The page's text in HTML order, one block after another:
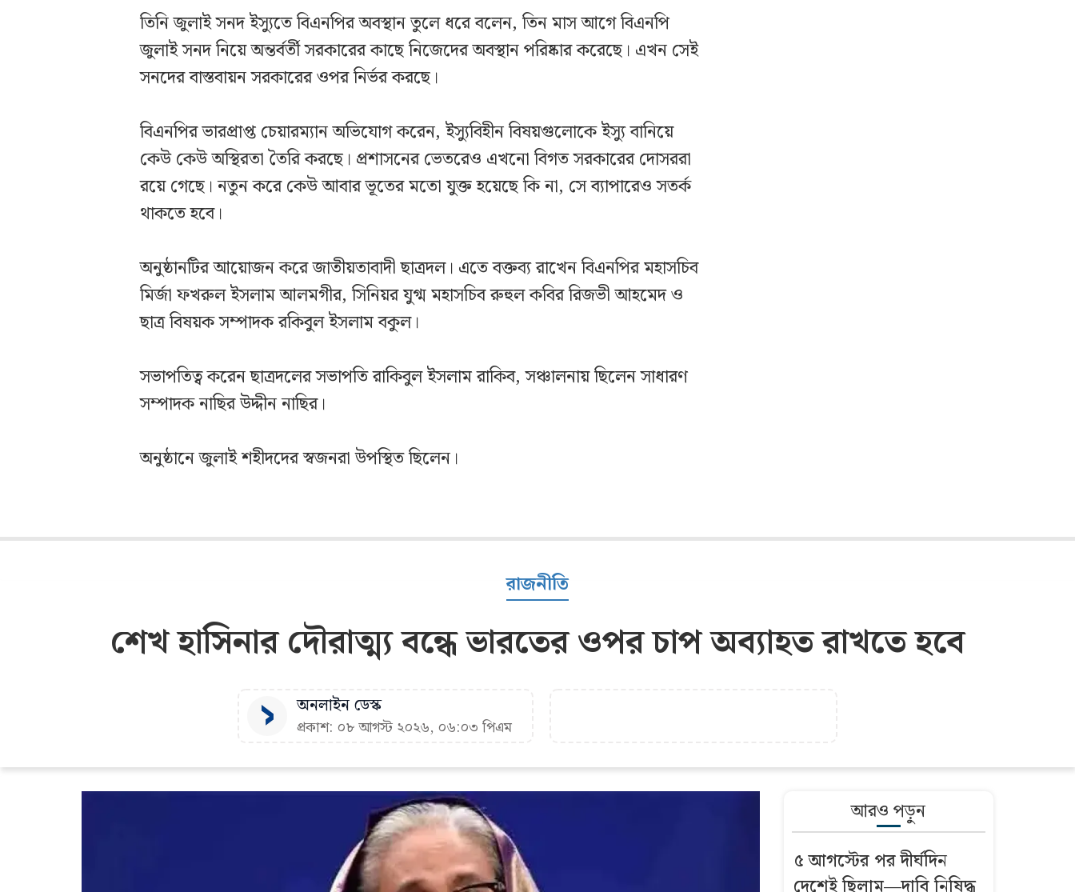
তিনি জুলাই সনদ ইস্যুতে বিএনপির অবস্থান তুলে ধরে বলেন, তিন মাস আগে বিএনপি
জুলাই সনদ নিয়ে অন্তর্বর্তী সরকারের কাছে নিজেদের অবস্থান পরিষ্কার করেছে। এখন সেই
সনদের বাস্তবায়ন সরকারের ওপর নির্ভর করছে।
বিএনপির ভারপ্রাপ্ত চেয়ারম্যান অভিযোগ করেন, ইস্যুবিহীন বিষয়গুলোকে ইস্যু বানিয়ে
কেউ কেউ অস্থিরতা তৈরি করছে। প্রশাসনের ভেতরেও এখনো বিগত সরকারের দোসররা
রয়ে গেছে। নতুন করে কেউ আবার ভূতের মতো যুক্ত হয়েছে কি না, সে ব্যাপারেও সতর্ক
থাকতে হবে।
অনুষ্ঠানটির আয়োজন করে জাতীয়তাবাদী ছাত্রদল। এতে বক্তব্য রাখেন বিএনপির মহাসচিব
মির্জা ফখরুল ইসলাম আলমগীর, সিনিয়র যুগ্ম মহাসচিব রুহুল কবির রিজভী আহমেদ ও
ছাত্র বিষয়ক সম্পাদক রকিবুল ইসলাম বকুল।
সভাপতিত্ব করেন ছাত্রদলের সভাপতি রাকিবুল ইসলাম রাকিব, সঞ্চালনায় ছিলেন সাধারণ
সম্পাদক নাছির উদ্দীন নাছির।
অনুষ্ঠানে জুলাই শহীদদের স্বজনরা উপস্থিত ছিলেন।
রাজনীতি
শেখ হাসিনার দৌরাত্ম্য বন্ধে ভারতের ওপর চাপ অব্যাহত রাখতে হবে
অনলাইন ডেস্ক
প্রকাশ: ০৮ আগস্ট ২০২৬, ০৬:০৩ পিএম
আরও পড়ুন
৫ আগস্টের পর দীর্ঘদিন